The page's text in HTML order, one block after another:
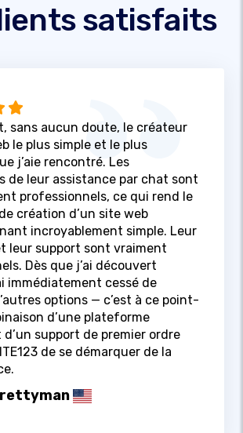
satisfaits
sans aucun doute, le créateur
le plus simple et le plus
j’aie rencontré. Les
de leur assistance par chat sont
professionnels, ce qui rend le
création d’un site web
incroyablement simple. Leur
leur support sont vraiment
Dès que j’ai découvert
immédiatement cessé de
options — c’est à ce point-
d’une plateforme
support de premier ordre
de se démarquer de la